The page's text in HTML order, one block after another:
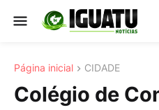
Página inicial CIDADE
Colégio de